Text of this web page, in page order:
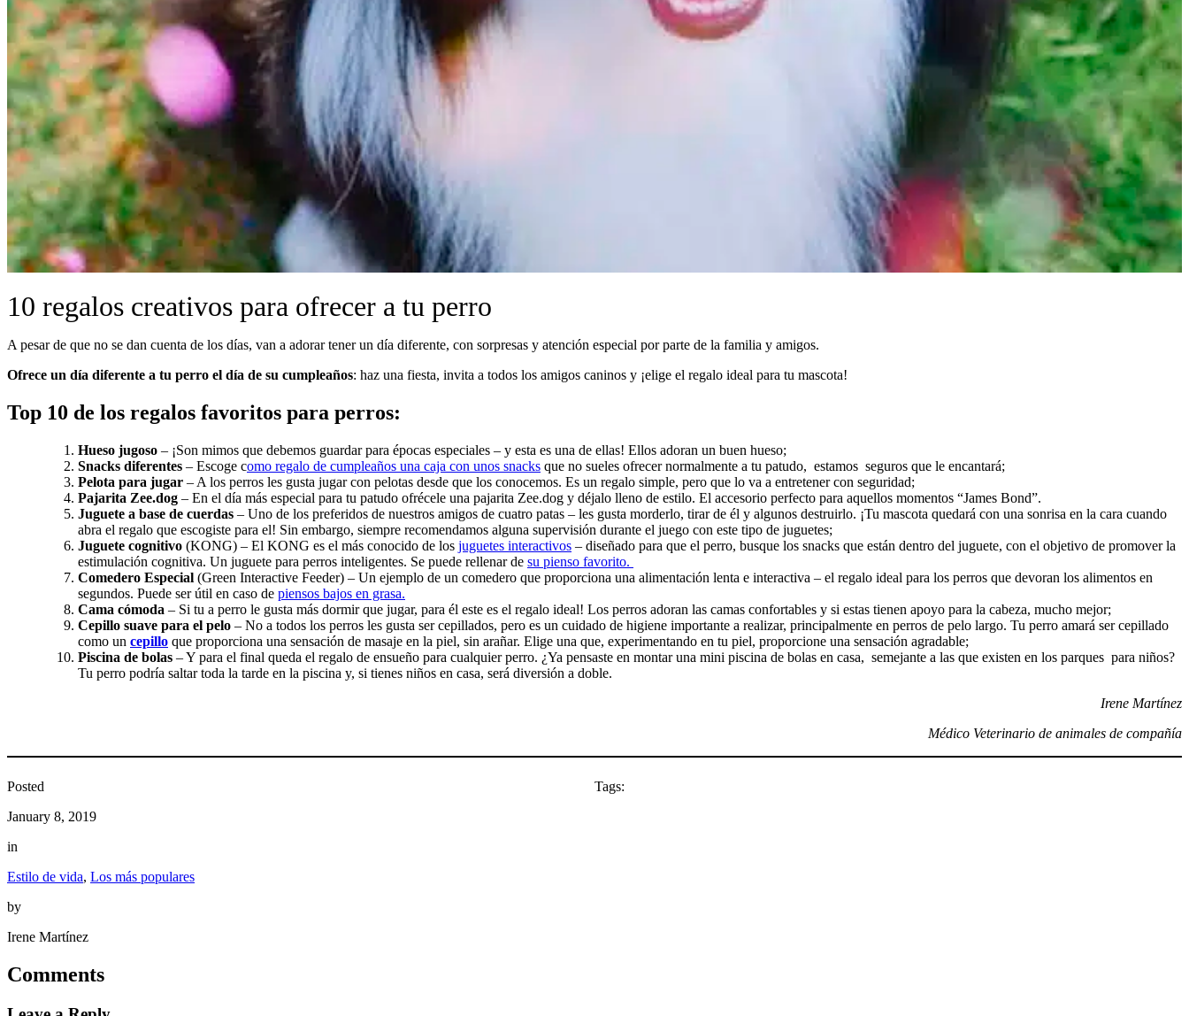
10 regalos creativos para ofrecer a tu perro
A pesar de que no se dan cuenta de los días, van a adorar tener un día diferente, con sorpresas y atención especial por parte de la familia y amigos.
Ofrece un día diferente a tu perro el día de su cumpleaños: haz una fiesta, invita a todos los amigos caninos y ¡elige el regalo ideal para tu mascota!
Top 10 de los regalos favoritos para perros:
Hueso jugoso – ¡Son mimos que debemos guardar para épocas especiales – y esta es una de ellas! Ellos adoran un buen hueso;
Snacks diferentes – Escoge como regalo de cumpleaños una caja con unos snacks que no sueles ofrecer normalmente a tu patudo, estamos seguros que le encantará;
Pelota para jugar – A los perros les gusta jugar con pelotas desde que los conocemos. Es un regalo simple, pero que lo va a entretener con seguridad;
Pajarita Zee.dog – En el día más especial para tu patudo ofrécele una pajarita Zee.dog y déjalo lleno de estilo. El accesorio perfecto para aquellos momentos “James Bond”.
Juguete a base de cuerdas – Uno de los preferidos de nuestros amigos de cuatro patas – les gusta morderlo, tirar de él y algunos destruirlo. ¡Tu mascota quedará con una sonrisa en la cara cuando
abra el regalo que escogiste para el! Sin embargo, siempre recomendamos alguna supervisión durante el juego con este tipo de juguetes;
Juguete cognitivo (KONG) – El KONG es el más conocido de los juguetes interactivos – diseñado para que el perro, busque los snacks que están dentro del juguete, con el objetivo de promover la
estimulación cognitiva. Un juguete para perros inteligentes. Se puede rellenar de su pienso favorito.
Comedero Especial (Green Interactive Feeder) – Un ejemplo de un comedero que proporciona una alimentación lenta e interactiva – el regalo ideal para los perros que devoran los alimentos en
segundos. Puede ser útil en caso de piensos bajos en grasa.
Cama cómoda – Si tu a perro le gusta más dormir que jugar, para él este es el regalo ideal! Los perros adoran las camas confortables y si estas tienen apoyo para la cabeza, mucho mejor;
Cepillo suave para el pelo – No a todos los perros les gusta ser cepillados, pero es un cuidado de higiene importante a realizar, principalmente en perros de pelo largo. Tu perro amará ser cepillado
como un cepillo que proporciona una sensación de masaje en la piel, sin arañar. Elige una que, experimentando en tu piel, proporcione una sensación agradable;
Piscina de bolas – Y para el final queda el regalo de ensueño para cualquier perro. ¿Ya pensaste en montar una mini piscina de bolas en casa, semejante a las que existen en los parques para niños?
Tu perro podría saltar toda la tarde en la piscina y, si tienes niños en casa, será diversión a doble.
Irene Martínez
Médico Veterinario de animales de compañía
Posted
January 8, 2019
in
Estilo de vida, Los más populares
by
Irene Martínez
Tags:
Comments